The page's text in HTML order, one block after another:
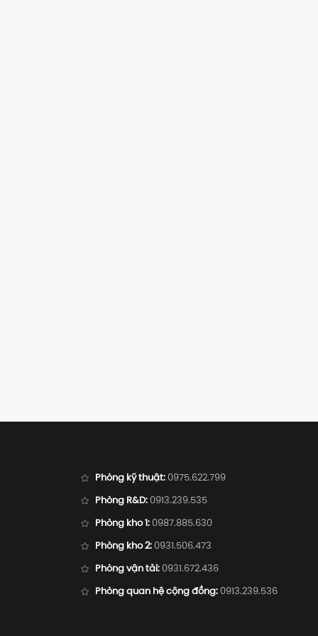
Phòng kỹ thuật:0975.622.799
Phòng R&D:0913.239.535
Phòng kho 1:0987.885.630
Phòng kho 2:0931.506.473
Phòng vận tải:0931.672.436
Phòng quan hệ cộng đồng:0913.239.536